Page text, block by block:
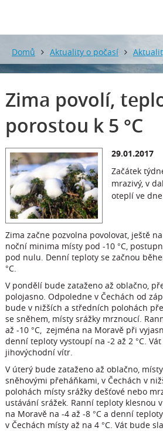
Domů Aktuality o počasí
teploty porostou k 5 °C
Zima povolí,
porostou k 5 °C
29.01.2017
Začátek
mrazivý, v
oteplí ve dne
Zima začne pozvolna povolovat, ještě
noční minima místy pod -10 °C,
pod nulu. Denní teploty se začnou
°C.
V pondělí bude zataženo až oblačno,
polojasno. Odpoledne v Čechách od
bude v nižších a středních polohách
se sněhem, místy srážky mrznoucí.
až -10 °C, zejména na Moravě při
denní teploty vystoupí na -2 až 2 °C.
jihovýchodní vítr.
V úterý bude zataženo až oblačno,
sněhovými přeháňkami, v Čechách v
polohách místy srážky dešťové nebo
ustávání srážek. Ranní teploty klesnou v
na Moravě na -4 až -8 °C a denní
v Čechách místy až na 4 °C. Vát bude